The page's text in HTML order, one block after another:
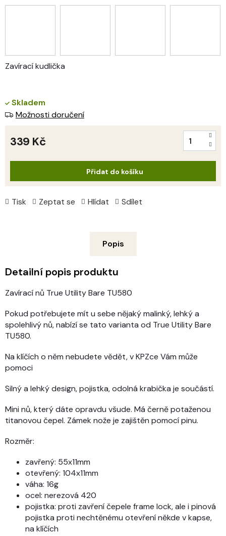
Zavírací kudlička
Tisk Zeptat se Hlídat Sdílet
Skladem
Možnosti doručení
339 Kč
Přidat do košíku
Popis
Detailní popis produktu
Zavírací nů True Utility Bare TU580
Pokud potřebujete mít u sebe nějaký malinký, lehký a
spolehlivý nů, nabízí se tato varianta od True Utility Bare
TU580.
Na klíčích o něm nebudete vědět, v KPZce Vám může
pomoci
Silný a lehký design, pojistka, odolná krabička je součástí.
Mini nů, který dáte opravdu všude. Má černě potaženou
titanovou čepel. Zámek nože je zajištěn pomocí pinu.
Rozměr:
zavřený: 55x11mm
otevřený: 104x11mm
váha: 16g
ocel: nerezová 420
pojistka: proti zavření čepele frame lock, ale i pinová
pojistka proti nechtěnému otevření někde v kapse,
na klíčích